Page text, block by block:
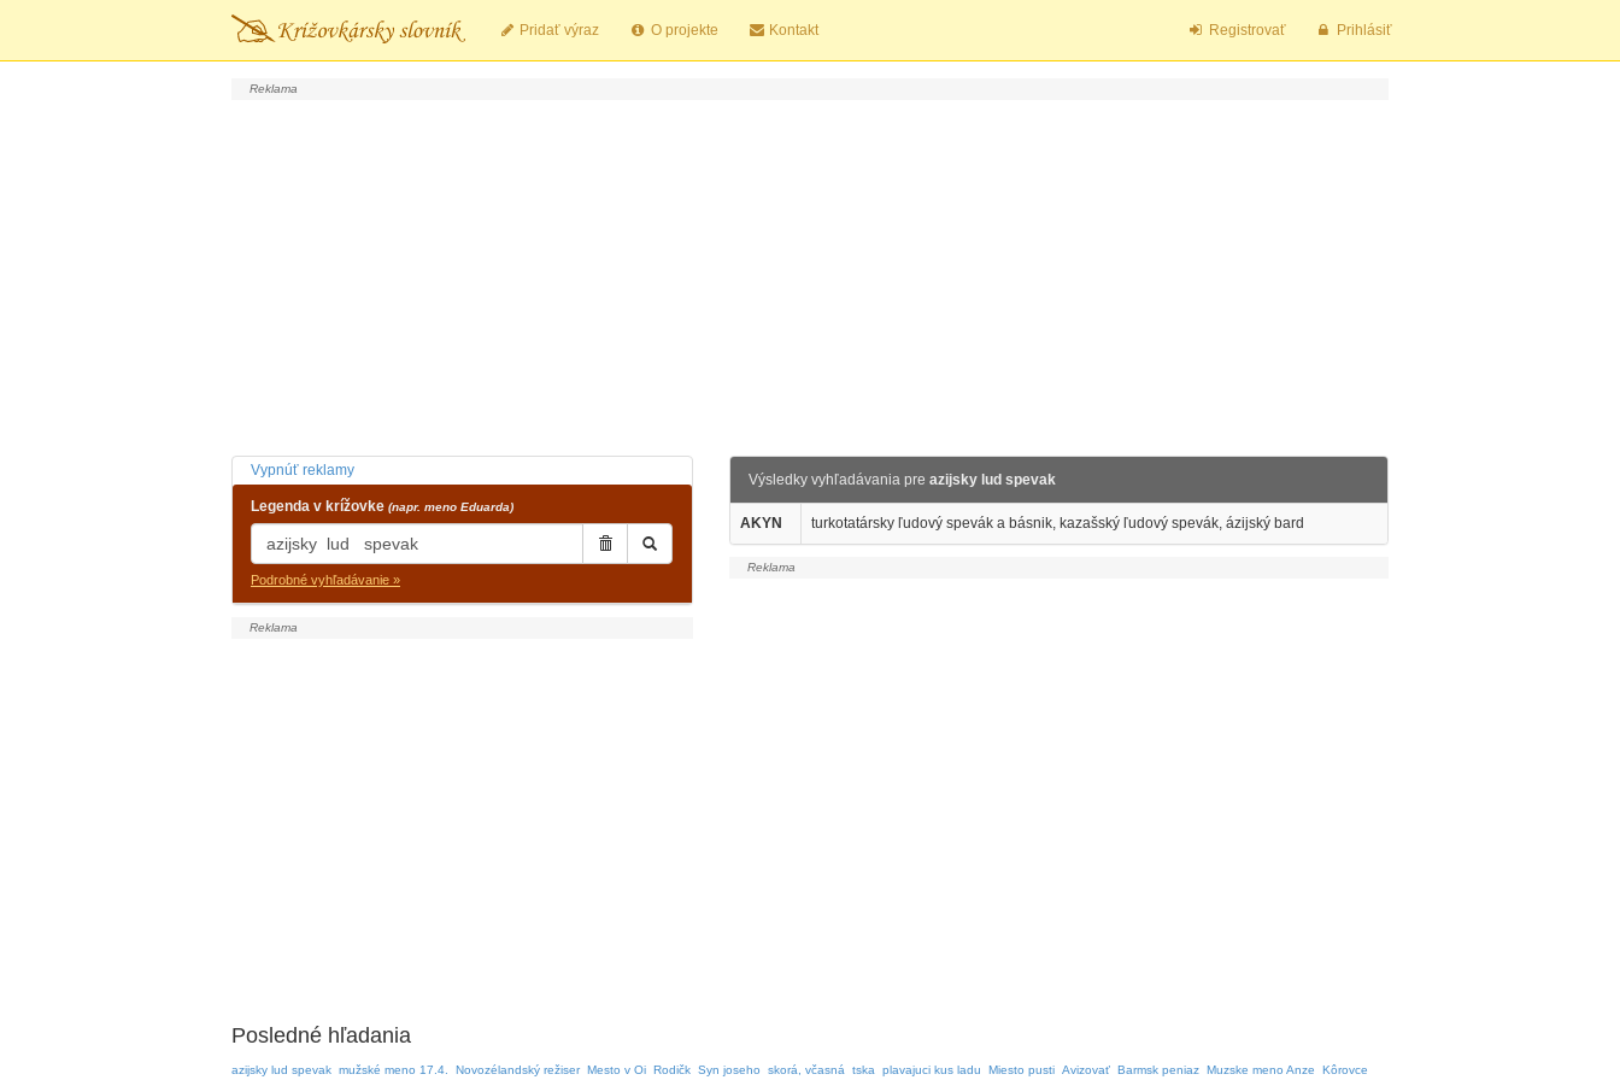
Pridať výraz O projekte Kontakt Registrovať Prihlásiť
Vypnúť reklamy
Legenda v krížovke (napr. meno Eduarda)
Podrobné vyhľadávanie »
Výsledky vyhľadávania pre azijsky lud spevak
AKYN turkotatársky ľudový spevák a básnik, kazašský ľudový spevák, ázijský bard
Posledné hľadania
azijsky lud spevak mužské meno 17.4. Novozélandský režiser Mesto v Oi Rodičk Syn joseho skorá, včasná tska plavajuci kus ladu Miesto pusti Avizovať Barmsk peniaz Muzske meno Anze Kôrovce